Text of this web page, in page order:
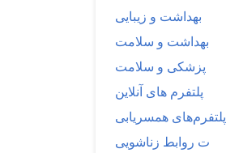
بهداشت و زیبایی
بهداشت و سلامت
پزشکی و سلامت
پلتفرم های آنلاین
پلتفرم‌های همسریابی
ت روابط زناشویی